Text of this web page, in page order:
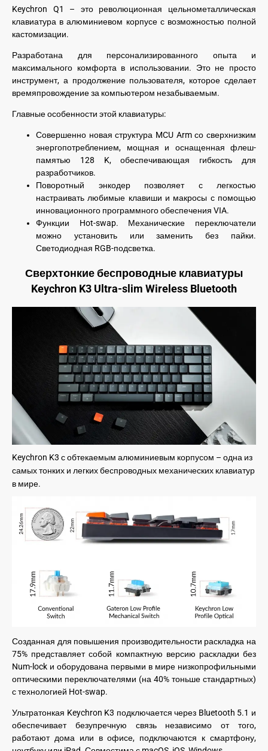
Keychron Q1 – это революционная цельнометаллическая
клавиатура в алюминиевом корпусе с возможностью полной
кастомизации.
Разработана для персонализированного опыта и
максимального комфорта в использовании. Это не просто
инструмент, а продолжение пользователя, которое сделает
времяпровождение за компьютером незабываемым.
Главные особенности этой клавиатуры:
Совершенно новая структура MCU Arm со сверхнизким
энергопотреблением, мощная и оснащенная флеш-
памятью 128 K, обеспечивающая гибкость для
разработчиков.
Поворотный энкодер позволяет с легкостью
настраивать любимые клавиши и макросы с помощью
инновационного программного обеспечения VIA.
Функции Hot-swap. Механические переключатели
можно установить или заменить без пайки.
Светодиодная RGB-подсветка.
Сверхтонкие беспроводные клавиатуры
Keychron K3 Ultra-slim Wireless Bluetooth
Keychron K3 с обтекаемым алюминиевым корпусом – одна из
самых тонких и легких беспроводных механических клавиатур
в мире.
Созданная для повышения производительности раскладка на
75% представляет собой компактную версию раскладки без
Num-lock и оборудована первыми в мире низкопрофильными
оптическими переключателями (на 40% тоньше стандартных)
с технологией Hot-swap.
Ультратонкая Keychron K3 подключается через Bluetooth 5.1 и
обеспечивает безупречную связь независимо от того,
работают дома или в офисе, подключаются к смартфону,